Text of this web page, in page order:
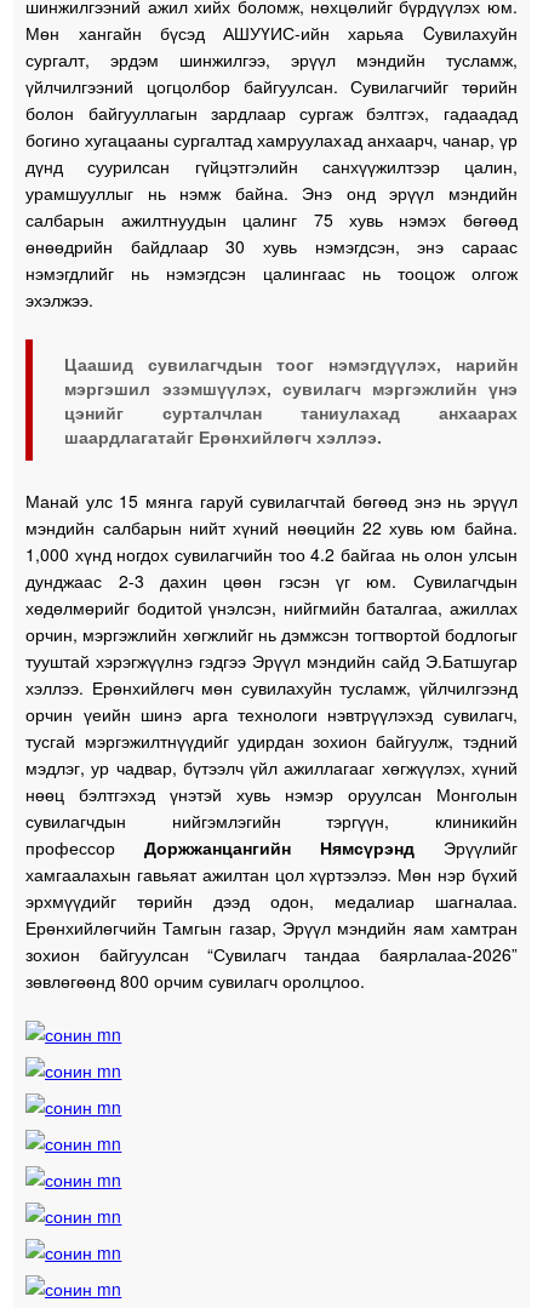
шинжилгээний ажил хийх боломж, нөхцөлийг бүрдүүлэх юм.
Мөн хангайн бүсэд АШУҮИС-ийн харьяа Cувилахуйн
сургалт, эрдэм шинжилгээ, эрүүл мэндийн тусламж,
үйлчилгээний цогцолбор байгуулсан. Сувилагчийг төрийн
болон байгууллагын зардлаар сургаж бэлтгэх, гадаадад
богино хугацааны сургалтад хамруулахад анхаарч, чанар, үр
дүнд суурилсан гүйцэтгэлийн санхүүжилтээр цалин,
урамшууллыг нь нэмж байна. Энэ онд эрүүл мэндийн
салбарын ажилтнуудын цалинг 75 хувь нэмэх бөгөөд
өнөөдрийн байдлаар 30 хувь нэмэгдсэн, энэ сараас
нэмэгдлийг нь нэмэгдсэн цалингаас нь тооцож олгож
эхэлжээ.
Цаашид сувилагчдын тоог нэмэгдүүлэх, нарийн
мэргэшил эзэмшүүлэх, сувилагч мэргэжлийн үнэ
цэнийг сурталчлан таниулахад анхаарах
шаардлагатайг Ерөнхийлөгч хэллээ.
Манай улс 15 мянга гаруй сувилагчтай бөгөөд энэ нь эрүүл
мэндийн салбарын нийт хүний нөөцийн 22 хувь юм байна.
1,000 хүнд ногдох сувилагчийн тоо 4.2 байгаа нь олон улсын
дунджаас 2-3 дахин цөөн гэсэн үг юм. Сувилагчдын
хөдөлмөрийг бодитой үнэлсэн, нийгмийн баталгаа, ажиллах
орчин, мэргэжлийн хөгжлийг нь дэмжсэн тогтвортой бодлогыг
тууштай хэрэгжүүлнэ гэдгээ Эрүүл мэндийн сайд Э.Батшугар
хэллээ. Ерөнхийлөгч мөн сувилахуйн тусламж, үйлчилгээнд
орчин үеийн шинэ арга технологи нэвтрүүлэхэд сувилагч,
тусгай мэргэжилтнүүдийг удирдан зохион байгуулж, тэдний
мэдлэг, ур чадвар, бүтээлч үйл ажиллагааг хөгжүүлэх, хүний
нөөц бэлтгэхэд үнэтэй хувь нэмэр оруулсан Монголын
сувилагчдын нийгэмлэгийн тэргүүн, клиникийн
профессорДоржжанцангийн НямсүрэндЭрүүлийг
хамгаалахын гавьяат ажилтан цол хүртээлээ. Мөн нэр бүхий
эрхмүүдийг төрийн дээд одон, медалиар шагналаа.
Ерөнхийлөгчийн Тамгын газар, Эрүүл мэндийн яам хамтран
зохион байгуулсан “Сувилагч тандаа баярлалаа-2026”
зөвлөгөөнд 800 орчим сувилагч оролцлоо.